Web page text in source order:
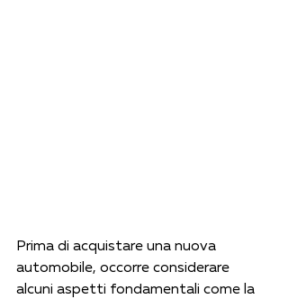
Prima di acquistare una nuova
automobile, occorre considerare
alcuni aspetti fondamentali come la